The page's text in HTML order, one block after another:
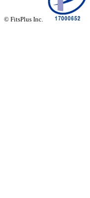
© FitsPlus Inc.